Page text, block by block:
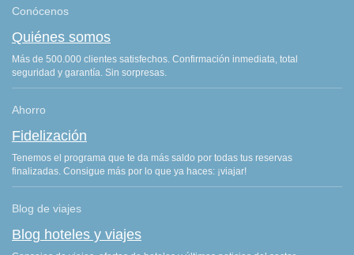
Conócenos
Quiénes somos
Más de 500.000 clientes satisfechos. Confirmación inmediata, total
seguridad y garantía. Sin sorpresas.
Ahorro
Fidelización
Tenemos el programa que te da más saldo por todas tus reservas
finalizadas. Consigue más por lo que ya haces: ¡viajar!
Blog de viajes
Blog hoteles y viajes